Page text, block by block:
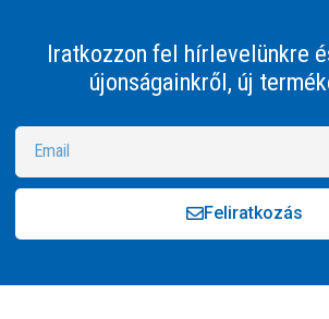
Iratkozzon fel hírlevelünkre
újonságainkről, új
Feliratkozás